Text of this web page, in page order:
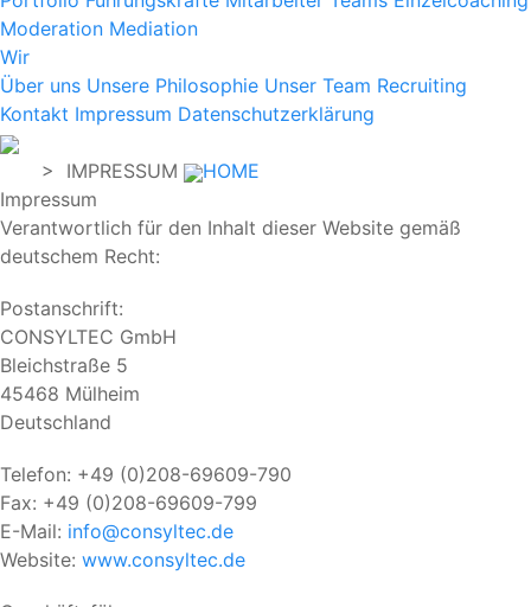
Moderation Mediation
Wir
Über uns Unsere Philosophie Unser Team Recruiting
Kontakt Impressum Datenschutzerklärung
> IMPRESSUM
HOME
Impressum
Verantwortlich für den Inhalt dieser Website gemäß
deutschem Recht:
Postanschrift:
CONSYLTEC GmbH
Bleichstraße 5
45468 Mülheim
Deutschland
Telefon: +49 (0)208-69609-790
Fax: +49 (0)208-69609-799
E-Mail: info@consyltec.de
Website: www.consyltec.de